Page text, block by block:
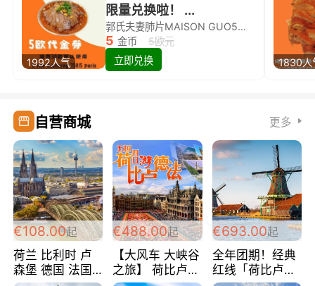
1992人气
限量兑换啦！ ...
郭氏夫妻肺片MAISON GUO5欧代金券限量兑换啦！
5 金币
5欧元
立即兑换
1830人
自营商城 更多
€108.00起
荷兰 比利时 卢
森堡 德国 法国
€488.00起
【大风车 大峡谷
之旅】 荷比卢德
€693.00起
全年团期！经典
红线「荷比卢德